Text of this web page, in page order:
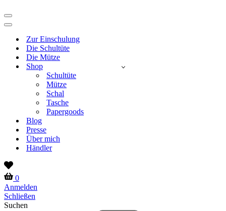
Navigationsmenü
Navigationsmenü
Zur Einschulung
Die Schultüte
Die Mütze
Shop
Schultüte
Mütze
Schal
Tasche
Papergoods
Blog
Presse
Über mich
Händler
Wish
listWarenkorb
0
Anmelden
Schließen
Suchen